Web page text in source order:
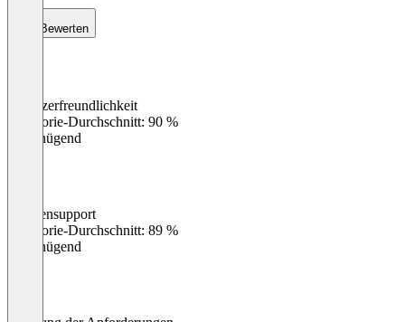
Bewerten
Benutzerfreundlichkeit
Kategorie-Durchschnitt: 90 %
Ungenügend
Kundensupport
Kategorie-Durchschnitt: 89 %
Ungenügend